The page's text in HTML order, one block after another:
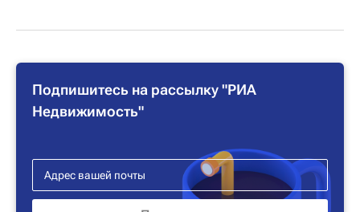
Подпишитесь на рассылку "РИА
Недвижимость"